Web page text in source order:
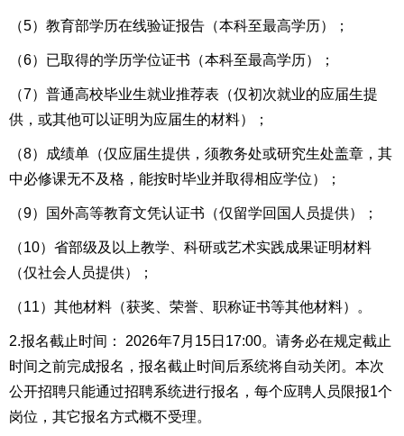
（5）教育部学历在线验证报告（本科至最高学历）；
（6）已取得的学历学位证书（本科至最高学历）；
（7）普通高校毕业生就业推荐表（仅初次就业的应届生提
供，或其他可以证明为应届生的材料）；
（8）成绩单（仅应届生提供，须教务处或研究生处盖章，其
中必修课无不及格，能按时毕业并取得相应学位）；
（9）国外高等教育文凭认证书（仅留学回国人员提供）；
（10）省部级及以上教学、科研或艺术实践成果证明材料
（仅社会人员提供）；
（11）其他材料（获奖、荣誉、职称证书等其他材料）。
2.报名截止时间： 2026年7月15日17:00。请务必在规定截止
时间之前完成报名，报名截止时间后系统将自动关闭。本次
公开招聘只能通过招聘系统进行报名，每个应聘人员限报1个
岗位，其它报名方式概不受理。